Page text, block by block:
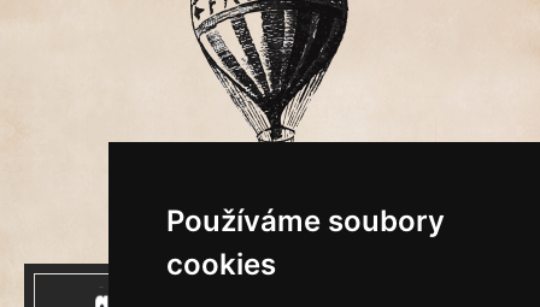
Používáme soubory
cookies